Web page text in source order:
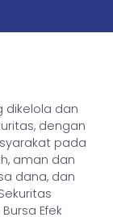
dikelola dan
dengan
pada
aman dan
dana, dan
Efek